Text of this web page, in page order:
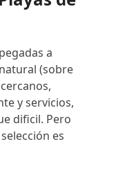
a
(sobre
y servicios,
dificil. Pero
es